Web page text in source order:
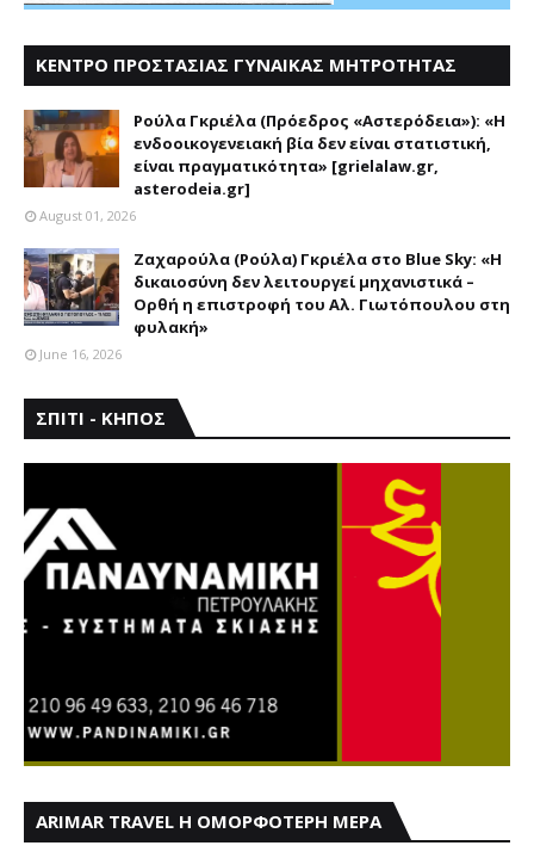
ΚΕΝΤΡΟ ΠΡΟΣΤΑΣΙΑΣ ΓΥΝΑΙΚΑΣ ΜΗΤΡΟΤΗΤΑΣ
Ρούλα Γκριέλα (Πρόεδρος «Αστερόδεια»): «Η
ενδοοικογενειακή βία δεν είναι στατιστική,
είναι πραγματικότητα» [grielalaw.gr,
asterodeia.gr]
August 01, 2026
Ζαχαρούλα (Ρούλα) Γκριέλα στο Blue Sky: «Η
δικαιοσύνη δεν λειτουργεί μηχανιστικά –
Ορθή η επιστροφή του Αλ. Γιωτόπουλου στη
φυλακή»
June 16, 2026
ΣΠΙΤΙ - ΚΗΠΟΣ
ARIMAR TRAVEL Η ΟΜΟΡΦΟΤΕΡΗ ΜΕΡΑ